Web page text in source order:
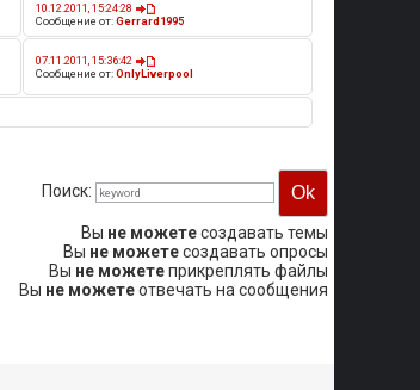
10.12.2011, 15:24:28
Сообщение от:Gerrard1995
07.11.2011, 15:36:42
Сообщение от:OnlyLiverpool
Поиск:
Вы не можетесоздавать темы
Вы не можетесоздавать опросы
Вы не можетеприкреплять файлы
Вы не можетеотвечать на сообщения